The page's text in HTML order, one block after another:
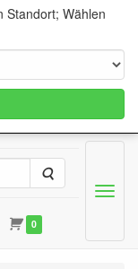
Suche
0
Menu
Standort; Wählen